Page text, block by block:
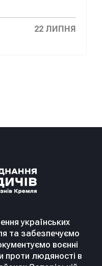
22 ЛИПНЯ
українських
та забезпечуємо
воєнні
проти людяності в